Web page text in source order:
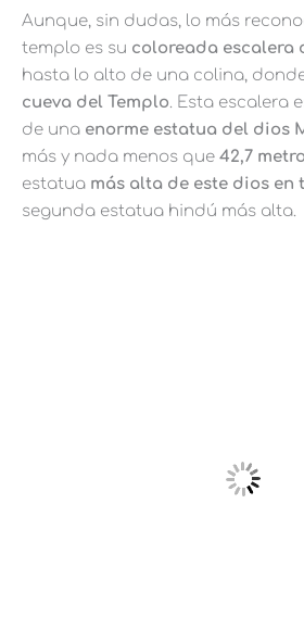
Aunque, sin dudas, lo más
templo es su coloreada escalera
hasta lo alto de una colina,
cueva del Templo. Esta escalera
de una enorme estatua del dios
más y nada menos que 42,7
estatua más alta de este dios en
segunda estatua hindú más alta.